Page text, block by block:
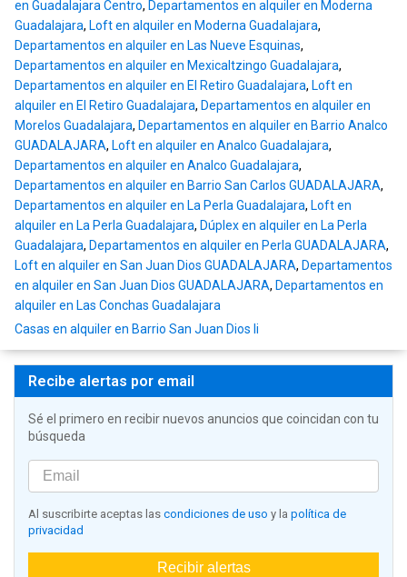
en Guadalajara Centro, Departamentos en alquiler en Moderna
Guadalajara, Loft en alquiler en Moderna Guadalajara,
Departamentos en alquiler en Las Nueve Esquinas,
Departamentos en alquiler en Mexicaltzingo Guadalajara,
Departamentos en alquiler en El Retiro Guadalajara, Loft en
alquiler en El Retiro Guadalajara, Departamentos en alquiler en
Morelos Guadalajara, Departamentos en alquiler en Barrio Analco
GUADALAJARA, Loft en alquiler en Analco Guadalajara,
Departamentos en alquiler en Analco Guadalajara,
Departamentos en alquiler en Barrio San Carlos GUADALAJARA,
Departamentos en alquiler en La Perla Guadalajara, Loft en
alquiler en La Perla Guadalajara, Dúplex en alquiler en La Perla
Guadalajara, Departamentos en alquiler en Perla GUADALAJARA,
Loft en alquiler en San Juan Dios GUADALAJARA, Departamentos
en alquiler en San Juan Dios GUADALAJARA, Departamentos en
alquiler en Las Conchas Guadalajara
Casas en alquiler en Barrio San Juan Dios Ii
Recibe alertas por email
Sé el primero en recibir nuevos anuncios que coincidan con tu
búsqueda
Al suscribirte aceptas las condiciones de uso y la política de
privacidad
Recibir alertas